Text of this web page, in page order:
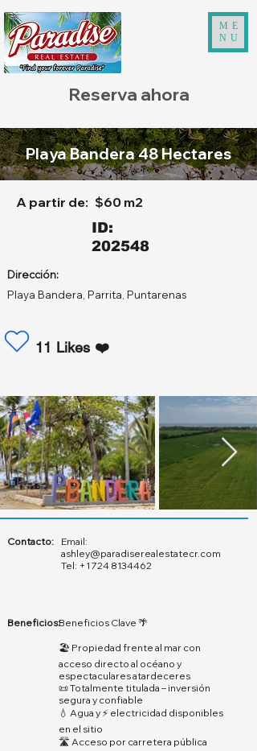
ME
NU
Reserva ahora
Playa Bandera 48 Hectares
A partir de: $60 m2
ID:
202548
Dirección:
Playa Bandera, Parrita, Puntarenas
11 Likes ❤️
Contacto:
Email:
ashley@paradiserealestatecr.com
Tel: +1 724 8134462
Beneficios:Beneficios Clave 🌴
🏖️ Propiedad frente al mar con
acceso directo al océano y
espectaculares atardeceres
📜 Totalmente titulada – inversión
segura y confiable
💧 Agua y ⚡ electricidad disponibles
en el sitio
🛣️ Acceso por carretera pública